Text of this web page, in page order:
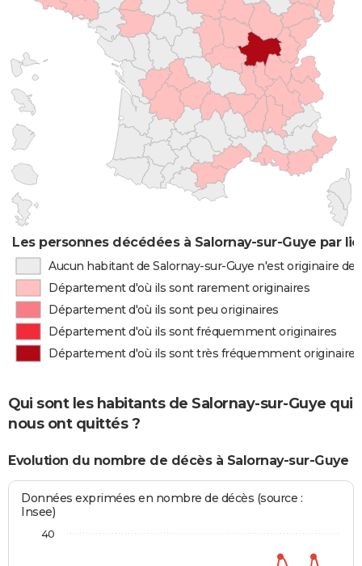
Les personnes décédées à Salornay-sur-Guye par
Aucun habitant de Salornay-sur-Guye n'est originaire
Département d'où ils sont rarement originaires
Département d'où ils sont peu originaires
Département d'où ils sont fréquemment originaires
Département d'où ils sont très fréquemment originaires
Qui sont les habitants de Salornay-sur-Guye qui
nous ont quittés ?
Evolution du nombre de décès à Salornay-sur-Guye
Données exprimées en nombre de décès (source :
Insee)
40